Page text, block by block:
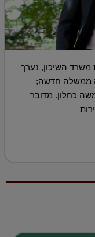
משרד השיכון, נערך
ממשלה חדשה;
כחלון. מדובר